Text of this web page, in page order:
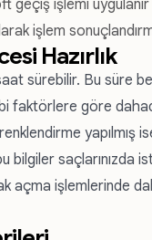
geçiş işlemi uygulanır
işlem
Hazırlık
sürebilir. Bu süre
faktörlere göre
yapılmış
bilgiler saçlarınızda
açma işlemlerinde